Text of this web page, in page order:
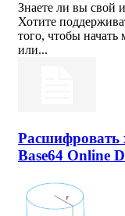
Знаете ли вы свой
Хотите
того, чтобы начать
или...
Расшифровать
Base64 Online